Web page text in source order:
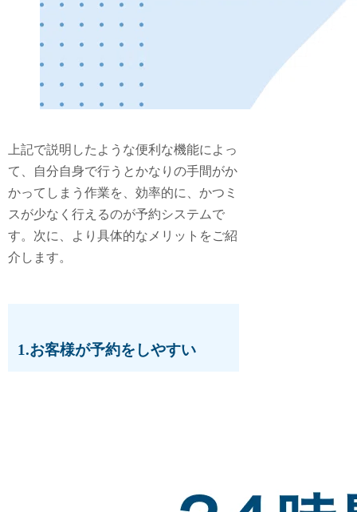
上記で説明したような便利な機能によっ
て、自分自身で行うとかなりの手間がか
かってしまう作業を、効率的に、かつミ
スが少なく行えるのが予約システムで
す。次に、より具体的なメリットをご紹
介します。
1.お客様が予約をしやすい